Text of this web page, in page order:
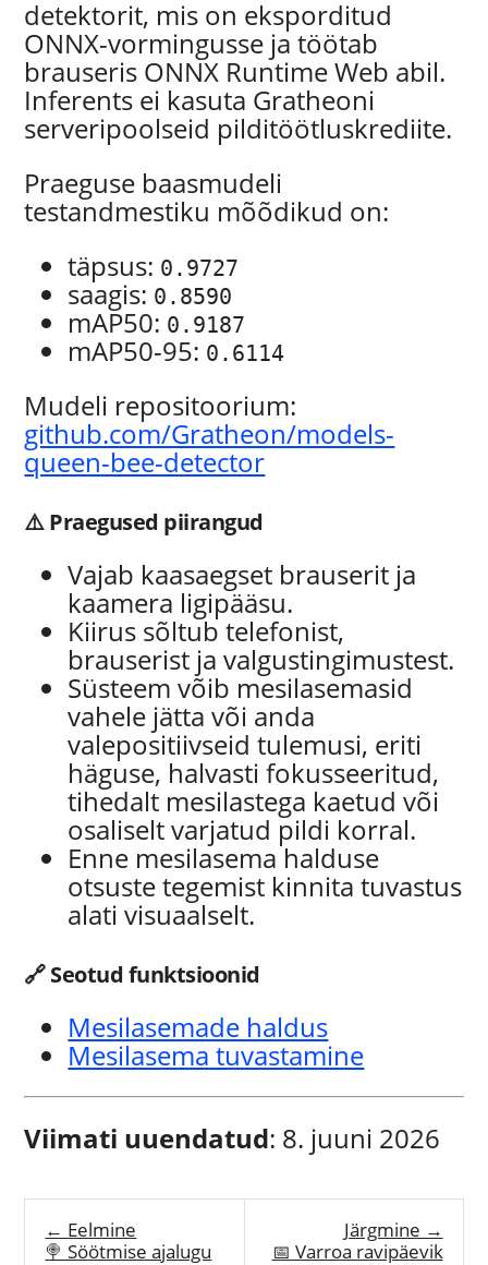
detektorit, mis on eksporditud
ONNX-vormingusse ja töötab
brauseris ONNX Runtime Web abil.
Inferents ei kasuta Gratheoni
serveripoolseid pilditöötluskrediite.
Praeguse baasmudeli
testandmestiku mõõdikud on:
täpsus: 0.9727
saagis: 0.8590
mAP50: 0.9187
mAP50-95: 0.6114
Mudeli repositoorium:
github.com/Gratheon/models-
queen-bee-detector
⚠️ Praegused piirangud
Vajab kaasaegset brauserit ja
kaamera ligipääsu.
Kiirus sõltub telefonist,
brauserist ja valgustingimustest.
Süsteem võib mesilasemasid
vahele jätta või anda
valepositiivseid tulemusi, eriti
häguse, halvasti fokusseeritud,
tihedalt mesilastega kaetud või
osaliselt varjatud pildi korral.
Enne mesilasema halduse
otsuste tegemist kinnita tuvastus
alati visuaalselt.
🔗 Seotud funktsioonid
Mesilasemade haldus
Mesilasema tuvastamine
Viimati uuendatud: 8. juuni 2026
← Eelmine
🍭 Söötmise ajalugu
Järgmine →
📅 Varroa ravipäevik